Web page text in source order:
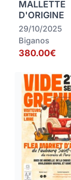
MALLETTE
D'ORIGINE
29/10/2025
Biganos
380.00€